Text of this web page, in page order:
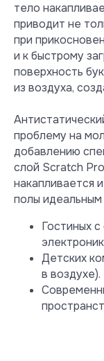
тело
приводит не
при
и к быстрому
поверхность
из воздуха,
проблему на
добавлению
слой Scratch
накапливается
полы
Гостиных
Детских
в воздухе).